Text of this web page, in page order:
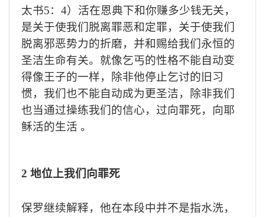
太书5： 4）活在恩典下和你赚多少钱无关，
是关于使我们脱离罪恶和定罪，关于使我们
脱离邪恶势力的折磨，并和赐给我们永恒的
圣洁生命有关。就像乞丐的性格不能自动变
得像王子的一样，除非他停止乞讨的旧习
惯，我们也不能自动成为更圣洁，除非我们
也当通过操练我们的信心，过向罪死，向耶
稣活的生活 。
2 地位上我们向罪死
保罗继续解释，他在本段中并不是指水洗，